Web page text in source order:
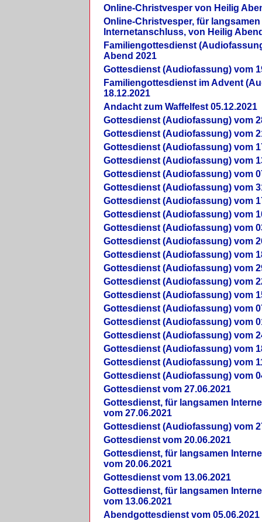
Online-Christvesper von Heilig
Online-Christvesper, für langsamen
Internetanschluss, von Heilig
Familiengottesdienst
Abend 2021
Gottesdienst (Audiofassung) vom
Familiengottesdienst im Advent
18.12.2021
Andacht zum Waffelfest 05.12.2021
Gottesdienst (Audiofassung) vom
Gottesdienst (Audiofassung) vom
Gottesdienst (Audiofassung) vom
Gottesdienst (Audiofassung) vom
Gottesdienst (Audiofassung) vom
Gottesdienst (Audiofassung) vom
Gottesdienst (Audiofassung) vom
Gottesdienst (Audiofassung) vom
Gottesdienst (Audiofassung) vom
Gottesdienst (Audiofassung) vom
Gottesdienst (Audiofassung) vom
Gottesdienst (Audiofassung) vom
Gottesdienst (Audiofassung) vom
Gottesdienst (Audiofassung) vom
Gottesdienst (Audiofassung) vom
Gottesdienst (Audiofassung) vom
Gottesdienst (Audiofassung) vom
Gottesdienst (Audiofassung) vom
Gottesdienst (Audiofassung) vom
Gottesdienst (Audiofassung) vom
Gottesdienst vom 27.06.2021
Gottesdienst, für langsamen
vom 27.06.2021
Gottesdienst (Audiofassung) vom
Gottesdienst vom 20.06.2021
Gottesdienst, für langsamen
vom 20.06.2021
Gottesdienst vom 13.06.2021
Gottesdienst, für langsamen
vom 13.06.2021
Abendgottesdienst vom 05.06.2021